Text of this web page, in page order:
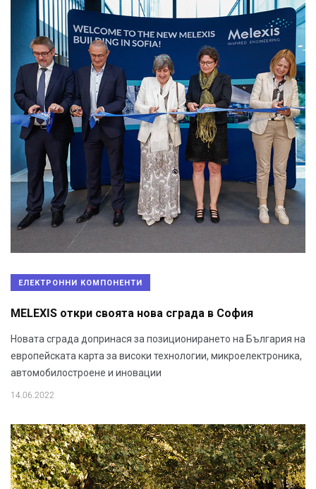
ЕЛЕКТРОННИ КОМПОНЕНТИ
MELEXIS откри своята нова сграда в София
Новата сграда допринася за позиционирането на България на
европейската карта за високи технологии, микроелектроника,
автомобилостроене и иновации
14.06.2022